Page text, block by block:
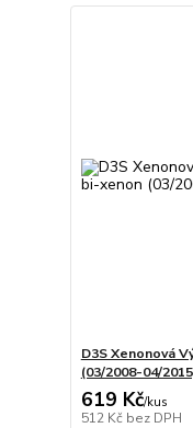
D3S Xenonová
(03/2008-04/
619 Kč/kus
512 Kč bez DPH